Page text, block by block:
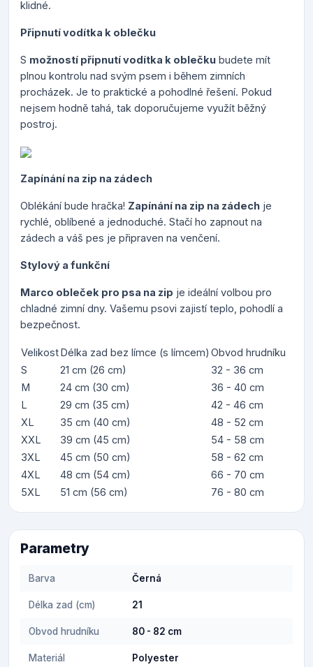
klidné.
Připnutí vodítka k oblečku
S možností připnutí vodítka k oblečku budete mít
plnou kontrolu nad svým psem i během zimních
procházek. Je to praktické a pohodlné řešení. Pokud
nejsem hodně tahá, tak doporučujeme využít běžný
postroj.
Zapínání na zip na zádech
Oblékání bude hračka! Zapínání na zip na zádech je
rychlé, oblíbené a jednoduché. Stačí ho zapnout na
zádech a váš pes je připraven na venčení.
Stylový a funkční
Marco obleček pro psa na zip je ideální volbou pro
chladné zimní dny. Vašemu psovi zajistí teplo, pohodlí a
bezpečnost.
VelikostDélka zad bez límce (s límcem) Obvod hrudníku
S
21 cm (26 cm)
32 - 36 cm
M
24 cm (30 cm)
36 - 40 cm
L
29 cm (35 cm)
42 - 46 cm
XL
35 cm (40 cm)
48 - 52 cm
XXL
39 cm (45 cm)
54 - 58 cm
3XL
45 cm (50 cm)
58 - 62 cm
4XL
48 cm (54 cm)
66 - 70 cm
5XL
51 cm (56 cm) 76 - 80 cm
Parametry
Barva Černá
Délka zad (cm) 21
Obvod hrudníku 80 - 82 cm
Materiál Polyester